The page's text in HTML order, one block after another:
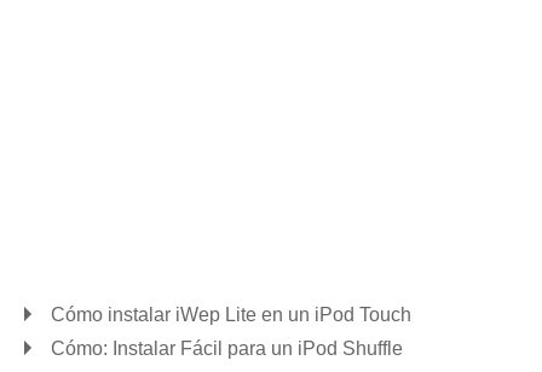
Cómo instalar iWep Lite en un iPod Touch
Cómo: Instalar Fácil para un iPod Shuffle